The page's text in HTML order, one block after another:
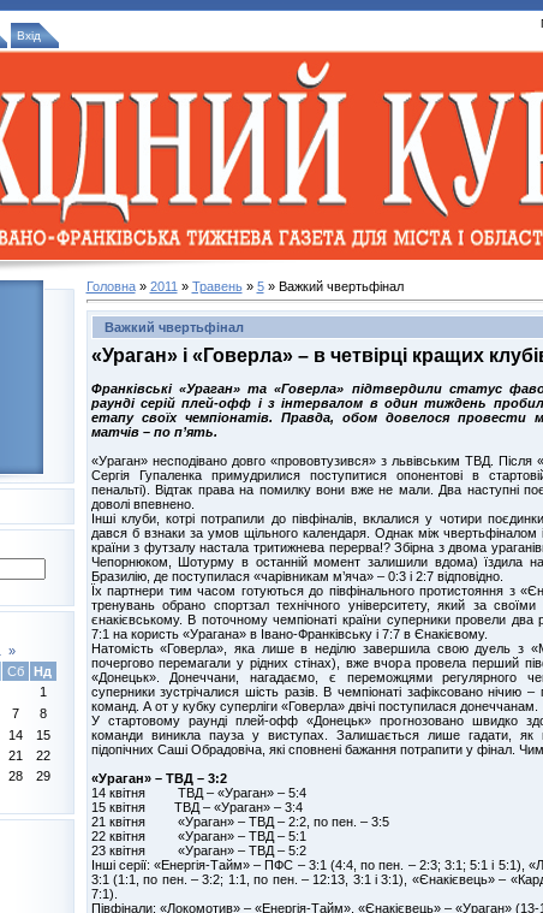
Вхід
»
Сб
Нд
1
7
8
14
15
21
22
28
29
Головна» 2011 » Травень » 5» Важкий чвертьфінал
Важкий чвертьфінал
«Ураган» і «Говерла» – в четвірці кращих
Франківські «Ураган» та «Говерла» підтвердили статус
раунді серій плей-офф і з інтервалом в один тиждень
етапу своїх чемпіонатів. Правда, обом довелося провести
матчів – по п’ять.
«Ураган» несподівано довго «прововтузився» з львівським ТВД. Після
Сергія Гупаленка примудрилися поступитися опонентові в
пенальті). Відтак права на помилку вони вже не мали. Два наступні
доволі впевнено.
Інші клуби, котрі потрапили до півфіналів, вклалися у чотири
дався б взнаки за умов щільного календаря. Однак між чвертьфіналом і
країни з футзалу настала тритижнева перерва!? Збірна з двома
Чепорнюком, Шотурму в останній момент залишили вдома) їздила на
Бразилію, де поступилася «чарівникам м’яча» – 0:3 і 2:7 відповідно.
Їх партнери тим часом готуються до півфінального протистояння з
тренувань обрано спортзал технічного університету, який за своїми
єнакієвському. В поточному чемпіонаті країни суперники провели два
7:1 на користь «Урагана» в Івано-Франківську і 7:7 в Єнакієвому.
Натомість «Говерла», яка лише в неділю завершила свою дуель з
почергово перемагали у рідних стінах), вже вчора провела перший
«Донецьк». Донеччани, нагадаємо, є переможцями регулярного
суперники зустрічалися шість разів. В чемпіонаті зафіксовано нічию
команд. А от у кубку суперліги «Говерла» двічі поступилася донеччанам.
У стартовому раунді плей-офф «Донецьк» прогнозовано швидко
команди виникла пауза у виступах. Залишається лише гадати, як
підопічних Саші Обрадовіча, які сповнені бажання потрапити у фінал.
«Ураган» – ТВД – 3:2
14 квітня ТВД – «Ураган» – 5:4
15 квітня ТВД – «Ураган» – 3:4
21 квітня «Ураган» – ТВД – 2:2, по пен. – 3:5
22 квітня «Ураган» – ТВД – 5:1
23 квітня «Ураган» – ТВД – 5:2
Інші серії: «Енергія-Тайм» – ПФС – 3:1 (4:4, по пен. – 2:3; 3:1; 5:1 і 5:1),
3:1 (1:1, по пен. – 3:2; 1:1, по пен. – 12:13, 3:1 і 3:1), «Єнакієвець» –
7:1).
Півфінали: «Локомотив» – «Енергія-Тайм», «Єнакієвець» – «Ураган» (13-